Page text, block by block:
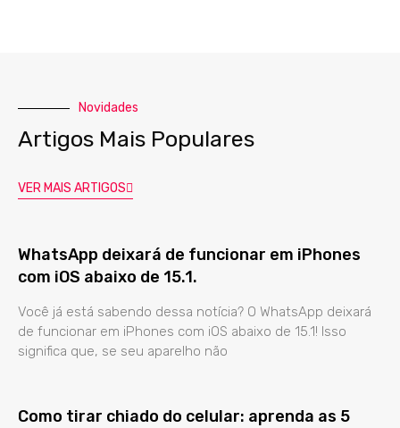
Novidades
Artigos Mais Populares
VER MAIS ARTIGOS
WhatsApp deixará de funcionar em iPhones
com iOS abaixo de 15.1.
Você já está sabendo dessa notícia? O WhatsApp deixará
de funcionar em iPhones com iOS abaixo de 15.1! Isso
significa que, se seu aparelho não
Como tirar chiado do celular: aprenda as 5